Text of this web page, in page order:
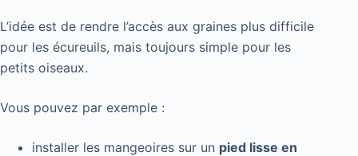
L’idée est de rendre l’accès aux graines plus difficile
pour les écureuils, mais toujours simple pour les
petits oiseaux.
Vous pouvez par exemple :
installer les mangeoires sur un pied lisse en